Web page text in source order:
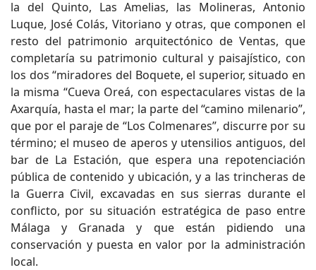
la del Quinto, Las Amelias, las Molineras, Antonio
Luque, José Colás, Vitoriano y otras, que componen el
resto del patrimonio arquitectónico de Ventas, que
completaría su patrimonio cultural y paisajístico, con
los dos “miradores del Boquete, el superior, situado en
la misma “Cueva Oreá, con espectaculares vistas de la
Axarquía, hasta el mar; la parte del “camino milenario”,
que por el paraje de “Los Colmenares”, discurre por su
término; el museo de aperos y utensilios antiguos, del
bar de La Estación, que espera una repotenciación
pública de contenido y ubicación, y a las trincheras de
la Guerra Civil, excavadas en sus sierras durante el
conflicto, por su situación estratégica de paso entre
Málaga y Granada y que están pidiendo una
conservación y puesta en valor por la administración
local.